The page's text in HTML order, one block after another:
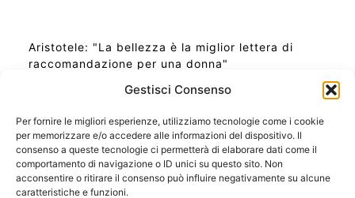
Gestisci Consenso
Per fornire le migliori esperienze, utilizziamo tecnologie come i cookie
per memorizzare e/o accedere alle informazioni del dispositivo. Il
consenso a queste tecnologie ci permetterà di elaborare dati come il
comportamento di navigazione o ID unici su questo sito. Non
acconsentire o ritirare il consenso può influire negativamente su alcune
caratteristiche e funzioni.
Aristotele: "La bellezza è la miglior lettera di
raccomandazione per una donna"
Ora Esatta in Italia in questo momento
Ti Senti Strano Ultimamente? Potrebbe Essere per
la Risonanza di Schumann
Come Sapere Se Stai Ascendendo alla Quinta